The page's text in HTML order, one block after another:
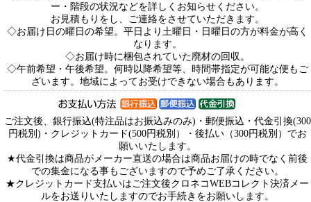
ー・階段の状況などを詳しくお知らせください。
お見積もりをし、ご連絡をさせていただきます。
◇お届け日の曜日の希望。平日より土曜日・日曜日の方が料金が高く
なります。
◇お届け時に梱包されていた廃材の回収。
◇午前希望・午後希望。何時以降希望等、時間帯指定が可能な便もご
ざいます。地域によってお受けできない場合もあります。
ご注文後、銀行振込(特注品はお振込みのみ)・郵便振込・代金引換(300
円税別)・クレジットカード(500円税別）・後払い（300円税別）でお
願いいたします。
★代金引換は商品がメーカー直送の場合は商品お届けの時でなく前後
での集金になる事もございますので予めご了承ください。
★クレジットカード支払いはご注文後クロネコWEBコレクト決済メー
ルをお送りいたしますのでお手続きをお願いします。